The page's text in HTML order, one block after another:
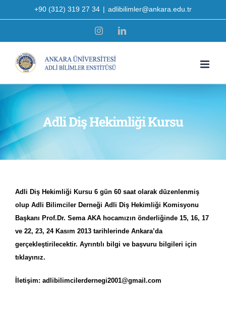
to
+90 (312) 319 27 34 | adlibilimler@ankara.edu.tr
InstagramLinkedIn
Adli Diş Hekimliği Kursu
Adli Diş Hekimliği Kursu 6 gün 60 saat olarak düzenlenmiş
olup Adli Bilimciler Derneği Adli Diş Hekimliği Komisyonu
Başkanı Prof.Dr. Sema AKA hocamızın önderliğinde 15, 16, 17
ve 22, 23, 24 Kasım 2013 tarihlerinde Ankara’da
gerçekleştirilecektir. Ayrıntılı bilgi ve başvuru bilgileri için
tıklayınız.
İletişim: adlibilimcilerdernegi2001@gmail.com